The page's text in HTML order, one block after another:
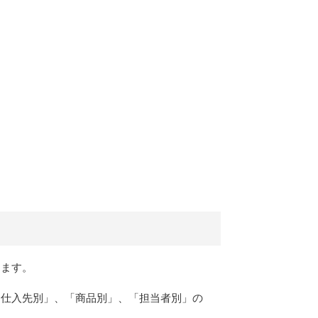
す。
入先別」、「商品別」、「担当者別」の